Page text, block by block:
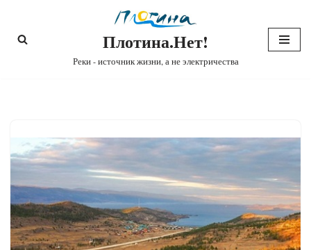
Перейти
Плотина.Нет!
Реки - источник жизни, а не электричества